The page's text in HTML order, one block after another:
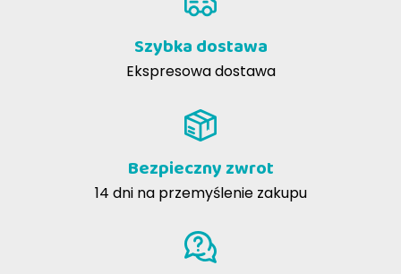
Szybka dostawa
Ekspresowa dostawa
Bezpieczny zwrot
14 dni na przemyślenie zakupu